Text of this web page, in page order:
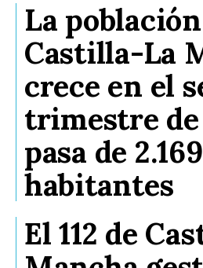
La
Castilla-La
crece en el
trimestre de
pasa de
habitantes
El 112 de